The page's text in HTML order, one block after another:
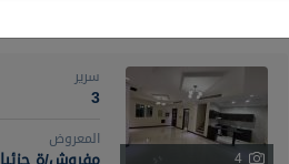
4
سرير
3
المعروض